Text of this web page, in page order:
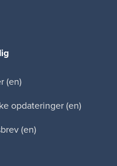
(en)
opdateringer (en)
(en)